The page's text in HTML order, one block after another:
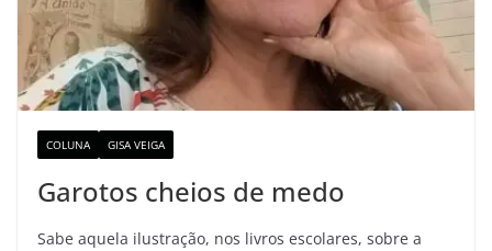
COLUNA GISA VEIGA
Garotos cheios de medo
Sabe aquela ilustração, nos livros escolares, sobre a